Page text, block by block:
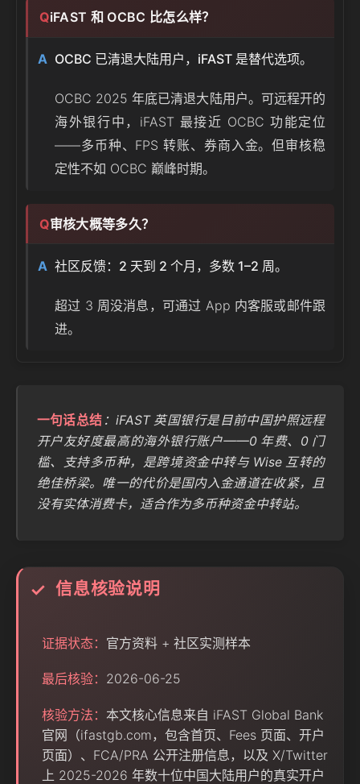
iFAST 和 OCBC 比怎么样？
OCBC 已清退大陆用户，iFAST 是替代选项。
OCBC 2025 年底已清退大陆用户。可远程开的
海外银行中，iFAST 最接近 OCBC 功能定位
——多币种、FPS 转账、券商入金。但审核稳
定性不如 OCBC 巅峰时期。
审核大概等多久？
社区反馈：2 天到 2 个月，多数 1–2 周。
超过 3 周没消息，可通过 App 内客服或邮件跟
进。
一句话总结 ：iFAST 英国银行是目前中国护照远程
开户友好度最高的海外银行账户——0 年费、0 门
槛、支持多币种，是跨境资金中转与 Wise 互转的
绝佳桥梁。唯一的代价是国内入金通道在收紧，且
没有实体消费卡，适合作为多币种资金中转站。
✓ 信息核验说明
证据状态： 官方资料 + 社区实测样本
最后核验： 2026-06-25
核验方法： 本文核心信息来自 iFAST Global Bank
官网（ifastgb.com，包含首页、Fees 页面、开户
页面）、FCA/PRA 公开注册信息，以及 X/Twitter
上 2025-2026 年数十位中国大陆用户的真实开户